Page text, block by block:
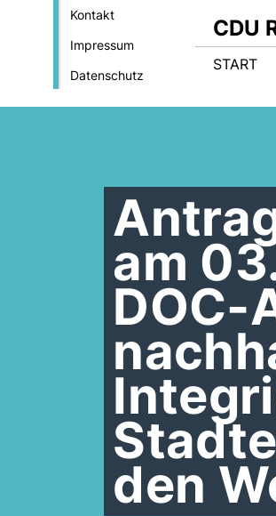
Kontakt
Impressum
Datenschutz
CDU
START
am
DOC-
den